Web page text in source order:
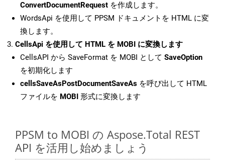
ConvertDocumentRequest を作成します。
WordsApi を使用して PPSM ドキュメントを HTML に変
換します。
CellsApi を使用して HTML を MOBI に変換します
CellsAPI から SaveFormat を MOBI として SaveOption
を初期化します
cellsSaveAsPostDocumentSaveAs を呼び出して HTML
ファイルを MOBI 形式に変換します
PPSM to MOBI の Aspose.Total REST
API を活用し始めましょう